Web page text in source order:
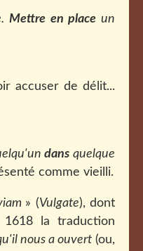
Mettre en place un
accuser de délit...
dans quelque
comme vieilli.
» (Vulgate), dont
la traduction
nous a ouvert (ou,